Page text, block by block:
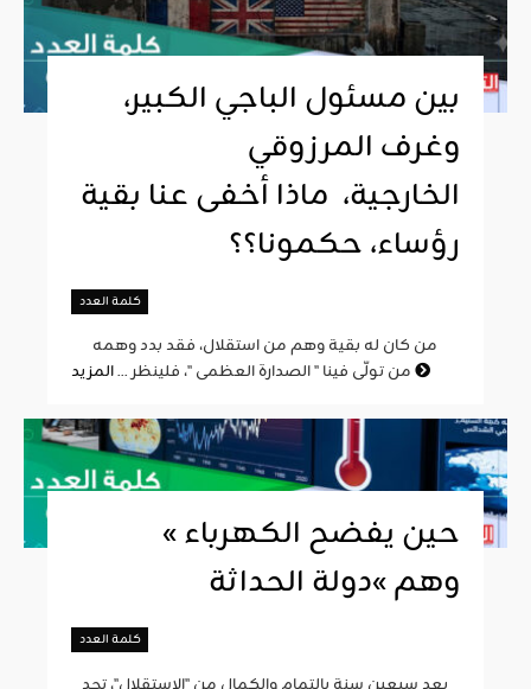
بين مسئول الباجي الكبير،
وغرف المرزوقي
الخارجية، ماذا أخفى عنا بقية
رؤساء، حكمونا؟؟
كلمة العدد
من تولّى فينا " الصدارة العظمى "، فلينظر ...
« حين يفضح الكهرباء
وهم »دولة الحداثة
كلمة العدد